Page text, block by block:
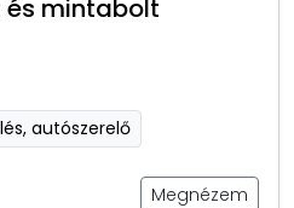
és mintabolt
autószerelő
Megnézem